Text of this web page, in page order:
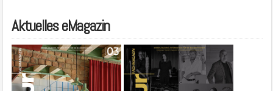
Aktuelles eMagazin